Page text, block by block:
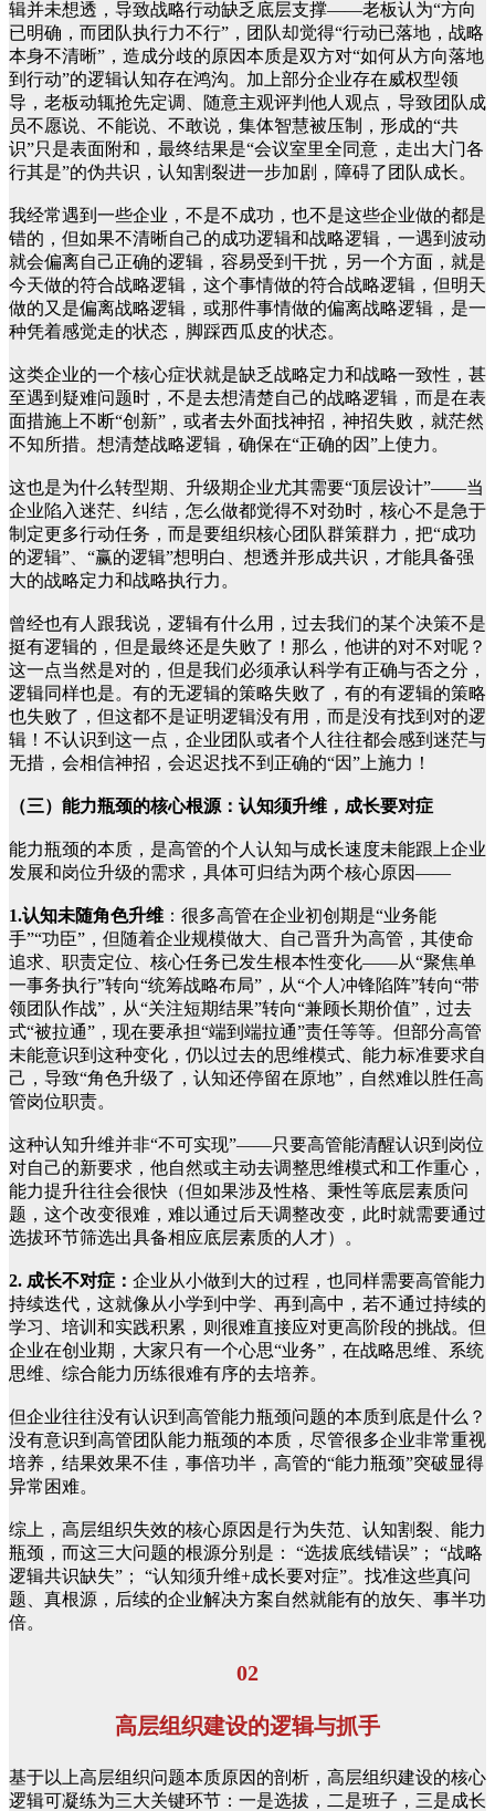
辑并未想透，导致战略行动缺乏底层支撑——老板认为“方向
已明确，而团队执行力不行”，团队却觉得“行动已落地，战略
本身不清晰”，造成分歧的原因本质是双方对“如何从方向落地
到行动”的逻辑认知存在鸿沟。加上部分企业存在威权型领
导，老板动辄抢先定调、随意主观评判他人观点，导致团队成
员不愿说、不能说、不敢说，集体智慧被压制，形成的“共
识”只是表面附和，最终结果是“会议室里全同意，走出大门各
行其是”的伪共识，认知割裂进一步加剧，障碍了团队成长。
我经常遇到一些企业，不是不成功，也不是这些企业做的都是
错的，但如果不清晰自己的成功逻辑和战略逻辑，一遇到波动
就会偏离自己正确的逻辑，容易受到干扰，另一个方面，就是
今天做的符合战略逻辑，这个事情做的符合战略逻辑，但明天
做的又是偏离战略逻辑，或那件事情做的偏离战略逻辑，是一
种凭着感觉走的状态，脚踩西瓜皮的状态。
这类企业的一个核心症状就是缺乏战略定力和战略一致性，甚
至遇到疑难问题时，不是去想清楚自己的战略逻辑，而是在表
面措施上不断“创新”，或者去外面找神招，神招失败，就茫然
不知所措。想清楚战略逻辑，确保在“正确的因”上使力。
这也是为什么转型期、升级期企业尤其需要“顶层设计”——当
企业陷入迷茫、纠结，怎么做都觉得不对劲时，核心不是急于
制定更多行动任务，而是要组织核心团队群策群力，把“成功
的逻辑”、“赢的逻辑”想明白、想透并形成共识，才能具备强
大的战略定力和战略执行力。
曾经也有人跟我说，逻辑有什么用，过去我们的某个决策不是
挺有逻辑的，但是最终还是失败了！那么，他讲的对不对呢？
这一点当然是对的，但是我们必须承认科学有正确与否之分，
逻辑同样也是。有的无逻辑的策略失败了，有的有逻辑的策略
也失败了，但这都不是证明逻辑没有用，而是没有找到对的逻
辑！不认识到这一点，企业团队或者个人往往都会感到迷茫与
无措，会相信神招，会迟迟找不到正确的“因”上施力！
（三）能力瓶颈的核心根源：认知须升维，成长要对症
能力瓶颈的本质，是高管的个人认知与成长速度未能跟上企业
发展和岗位升级的需求，具体可归结为两个核心原因——
1.认知未随角色升维 ：很多高管在企业初创期是“业务能
手”“功臣”，但随着企业规模做大、自己晋升为高管，其使命
追求、职责定位、核心任务已发生根本性变化——从“聚焦单
一事务执行”转向“统筹战略布局”，从“个人冲锋陷阵”转向“带
领团队作战”，从“关注短期结果”转向“兼顾长期价值”，过去
式“被拉通”，现在要承担“端到端拉通”责任等等。但部分高管
未能意识到这种变化，仍以过去的思维模式、能力标准要求自
己，导致“角色升级了，认知还停留在原地”，自然难以胜任高
管岗位职责。
这种认知升维并非“不可实现”——只要高管能清醒认识到岗位
对自己的新要求，他自然或主动去调整思维模式和工作重心，
能力提升往往会很快（但如果涉及性格、秉性等底层素质问
题，这个改变很难，难以通过后天调整改变，此时就需要通过
选拔环节筛选出具备相应底层素质的人才）。
2. 成长不对症： 企业从小做到大的过程，也同样需要高管能力
持续迭代，这就像从小学到中学、再到高中，若不通过持续的
学习、培训和实践积累，则很难直接应对更高阶段的挑战。但
企业在创业期，大家只有一个心思“业务”，在战略思维、系统
思维、综合能力历练很难有序的去培养。
但企业往往没有认识到高管能力瓶颈问题的本质到底是什么？
没有意识到高管团队能力瓶颈的本质，尽管很多企业非常重视
培养，结果效果不佳，事倍功半，高管的“能力瓶颈”突破显得
异常困难。
综上，高层组织失效的核心原因是行为失范、认知割裂、能力
瓶颈，而这三大问题的根源分别是： “选拔底线错误”； “战略
逻辑共识缺失”； “认知须升维+成长要对症”。找准这些真问
题、真根源，后续的企业解决方案自然就能有的放矢、事半功
倍。
02
高层组织建设的逻辑与抓手
基于以上高层组织问题本质原因的剖析，高层组织建设的核心
逻辑可凝练为三大关键环节：一是选拔，二是班子，三是成长